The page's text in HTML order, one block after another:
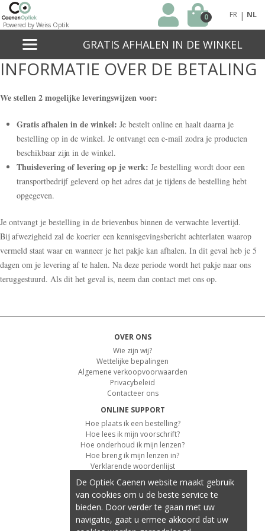
Powered by Weiss Optik
0 FR | NL
GRATIS AFHALEN IN DE WINKEL
INFORMATIE OVER DE BETALING
We stellen 2 mogelijke leveringswijzen voor:
Gratis afhalen in de winkel: Je bestelt online en haalt daarna je
bestelling op in de winkel. Je ontvangt een e-mail zodra je producten
beschikbaar zijn in de winkel.
Thuislevering of levering op je werk: Je bestelling wordt door een
transportbedrijf geleverd op het adres dat je tijdens de bestelling hebt
opgegeven.
Je ontvangt je bestelling in de brievenbus binnen de verwachte levertijd.
Bij afwezigheid zal de koerier een kennisgevingsbericht achterlaten waarop
vermeld staat waar en wanneer je het pakje kan afhalen. In dit geval heb je 5
dagen om je levering af te halen. Na deze periode wordt het pakje naar ons
teruggestuurd. Als dit het geval is, neem dan contact met ons op.
OVER ONS
Wie zijn wij?
Wettelijke bepalingen
Algemene verkoopvoorwaarden
Privacybeleid
Contacteer ons
ONLINE SUPPORT
Hoe plaats ik een bestelling?
Hoe lees ik mijn voorschrift?
Hoe onderhoud ik mijn lenzen?
Hoe breng ik mijn lenzen in?
Verklarende woordenlijst
KLANTENSERVICE
Informatie over de levering
Informatie over de betaling
Retourvoorwaarden
De Optiek Caenen website maakt gebruik
van cookies om u de beste service te
bieden. Door verder te gaan met uw
navigatie, gaat u ermee akkoord dat uw